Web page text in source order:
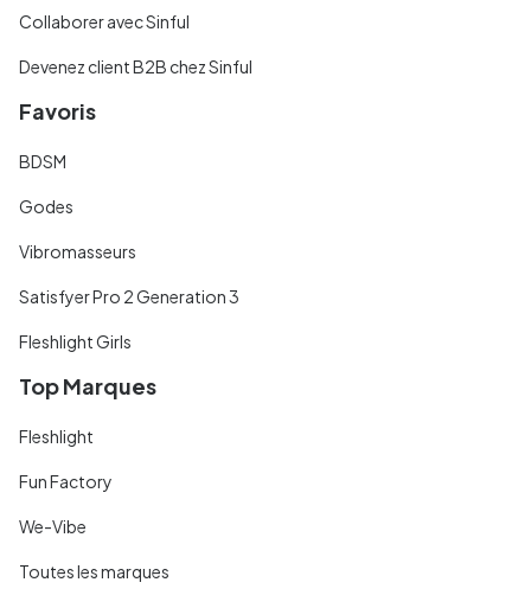
Collaborer avec Sinful
Devenez client B2B chez Sinful
Favoris
BDSM
Godes
Vibromasseurs
Satisfyer Pro 2 Generation 3
Fleshlight Girls
Top Marques
Fleshlight
Fun Factory
We-Vibe
Toutes les marques